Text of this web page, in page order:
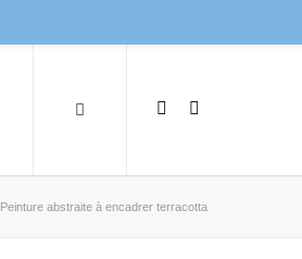
Peinture abstraite à encadrer terracotta